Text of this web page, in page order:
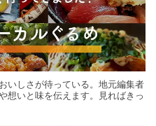
いしさが待っている。地元編集者
想いと味を伝えます。見ればきっ